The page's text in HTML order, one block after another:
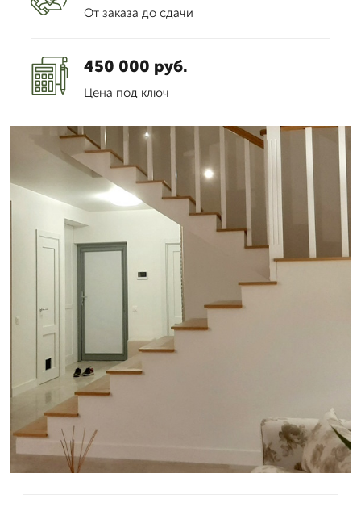
От заказа до сдачи
450 000 руб.
Цена под ключ